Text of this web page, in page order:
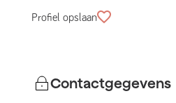
Profiel opslaan
Contactgegevens